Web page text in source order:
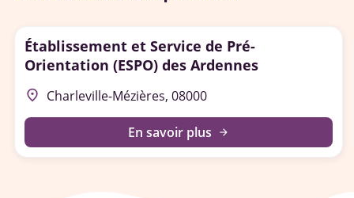
Établissement et Service de Pré-
Orientation (ESPO) des Ardennes
place Charleville-Mézières, 08000
En savoir plus arrow_forward